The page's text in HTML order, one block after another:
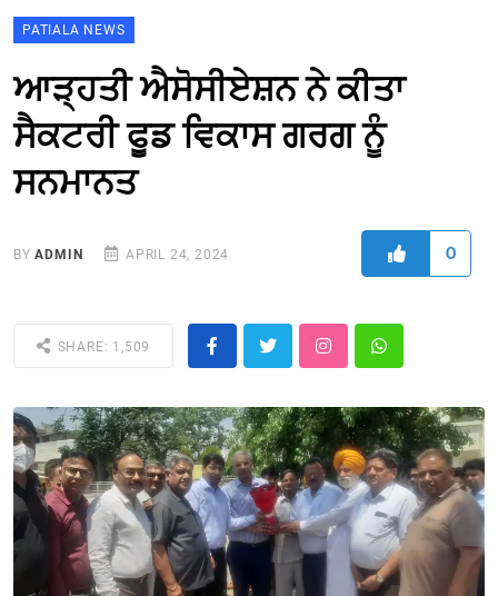
PATIALA NEWS
ਆੜ੍ਹਤੀ ਐਸੋਸੀਏਸ਼ਨ ਨੇ ਕੀਤਾ
ਸੈਕਟਰੀ ਫੂਡ ਵਿਕਾਸ ਗਰਗ ਨੂੰ
ਸਨਮਾਨਤ
BYADMIN APRIL 24, 2024 0
SHARE: 1,509